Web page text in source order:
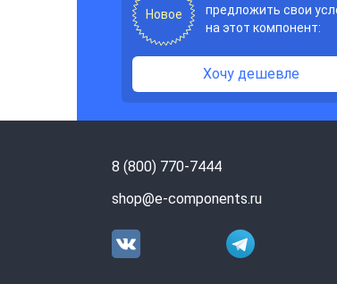
Новое
предложить свои
на этот компонент:
Хочу дешевле
8 (800) 770-7444
shop@e-components.ru